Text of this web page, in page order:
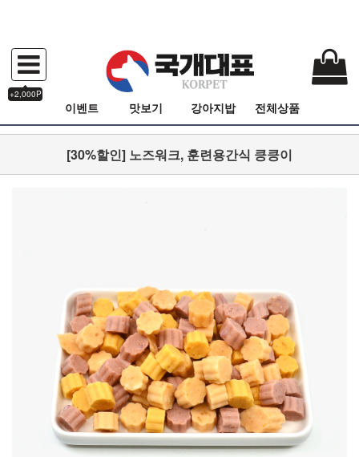
+2,000P
이벤트 맛보기 강아지밥 전체상품
[30%할인] 노즈워크, 훈련용간식 킁킁이